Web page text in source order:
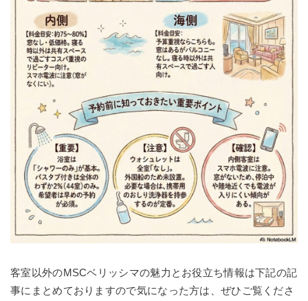
客室以外のMSCベリッシマの魅力とお役立ち情報は下記の記
事にまとめておりますので気になった方は、ぜひご覧くださ